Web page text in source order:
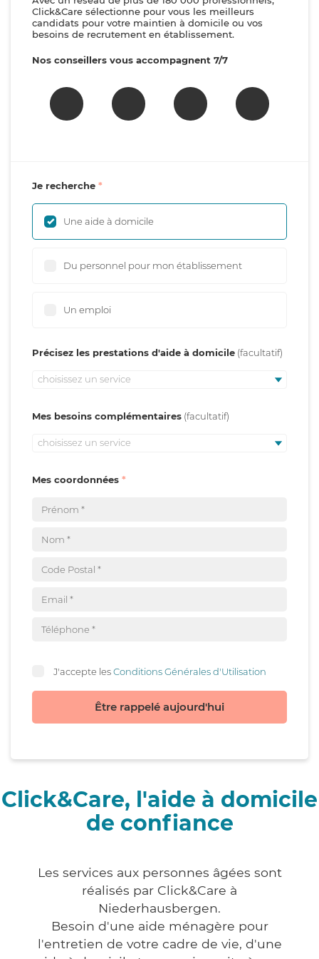
Click&Care sélectionne pour vous les meilleurs
candidats pour votre maintien à domicile ou vos
besoins de recrutement en établissement.
Nos conseillers vous accompagnent 7/7
Je recherche
Une aide à domicile
Du personnel pour mon établissement
Un emploi
Précisez les prestations d'aide à domicile
choisissez un service
Mes besoins complémentaires
choisissez un service
Mes coordonnées
J'accepte lesConditions Générales d'Utilisation
Être rappelé aujourd'hui
Click&Care, l'aide à domicile
de confiance
Les services aux personnes âgées sont
réalisés par Click&Care à
Niederhausbergen.
Besoin d'une aide ménagère pour
l'entretien de votre cadre de vie, d'une